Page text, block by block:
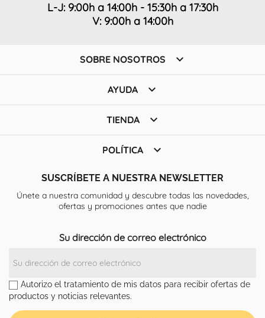
L-J: 9:00h a 14:00h - 15:30h a 17:30h
V: 9:00h a 14:00h
SOBRE NOSOTROS 
AYUDA 
TIENDA 
POLÍTICA 
SUSCRÍBETE A NUESTRA NEWSLETTER
Únete a nuestra comunidad y descubre todas las novedades,
ofertas y promociones antes que nadie
Su dirección de correo electrónico
Autorizo el tratamiento de mis datos para recibir ofertas de
productos y noticias relevantes.